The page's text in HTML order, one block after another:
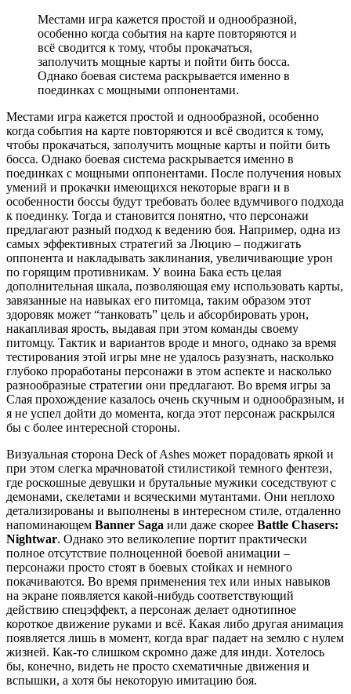
Местами игра кажется простой и однообразной,
особенно когда события на карте повторяются и
всё сводится к тому, чтобы прокачаться,
заполучить мощные карты и пойти бить босса.
Однако боевая система раскрывается именно в
поединках с мощными оппонентами.
Местами игра кажется простой и однообразной, особенно
когда события на карте повторяются и всё сводится к тому,
чтобы прокачаться, заполучить мощные карты и пойти бить
босса. Однако боевая система раскрывается именно в
поединках с мощными оппонентами. После получения новых
умений и прокачки имеющихся некоторые враги и в
особенности боссы будут требовать более вдумчивого подхода
к поединку. Тогда и становится понятно, что персонажи
предлагают разный подход к ведению боя. Например, одна из
самых эффективных стратегий за Люцию – поджигать
оппонента и накладывать заклинания, увеличивающие урон
по горящим противникам. У воина Бака есть целая
дополнительная шкала, позволяющая ему использовать карты,
завязанные на навыках его питомца, таким образом этот
здоровяк может “танковать” цель и абсорбировать урон,
накапливая ярость, выдавая при этом команды своему
питомцу. Тактик и вариантов вроде и много, однако за время
тестирования этой игры мне не удалось разузнать, насколько
глубоко проработаны персонажи в этом аспекте и насколько
разнообразные стратегии они предлагают. Во время игры за
Слая прохождение казалось очень скучным и однообразным, и
я не успел дойти до момента, когда этот персонаж раскрылся
бы с более интересной стороны.
Визуальная сторона Deck of Ashes может порадовать яркой и
при этом слегка мрачноватой стилистикой темного фентези,
где роскошные девушки и брутальные мужики соседствуют с
демонами, скелетами и всяческими мутантами. Они неплохо
детализированы и выполнены в интересном стиле, отдаленно
напоминающем Banner Saga или даже скорее Battle Chasers:
Nightwar. Однако это великолепие портит практически
полное отсутствие полноценной боевой анимации –
персонажи просто стоят в боевых стойках и немного
покачиваются. Во время применения тех или иных навыков
на экране появляется какой-нибудь соответствующий
действию спецэффект, а персонаж делает однотипное
короткое движение руками и всё. Какая либо другая анимация
появляется лишь в момент, когда враг падает на землю с нулем
жизней. Как-то слишком скромно даже для инди. Хотелось
бы, конечно, видеть не просто схематичные движения и
вспышки, а хотя бы некоторую имитацию боя.